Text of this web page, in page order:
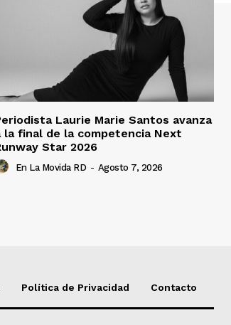
Laurie Marie Santos avanza
la final de la competencia Next
Star 2026
En La Movida RD - Agosto 7, 2026
Política de Privacidad Contacto